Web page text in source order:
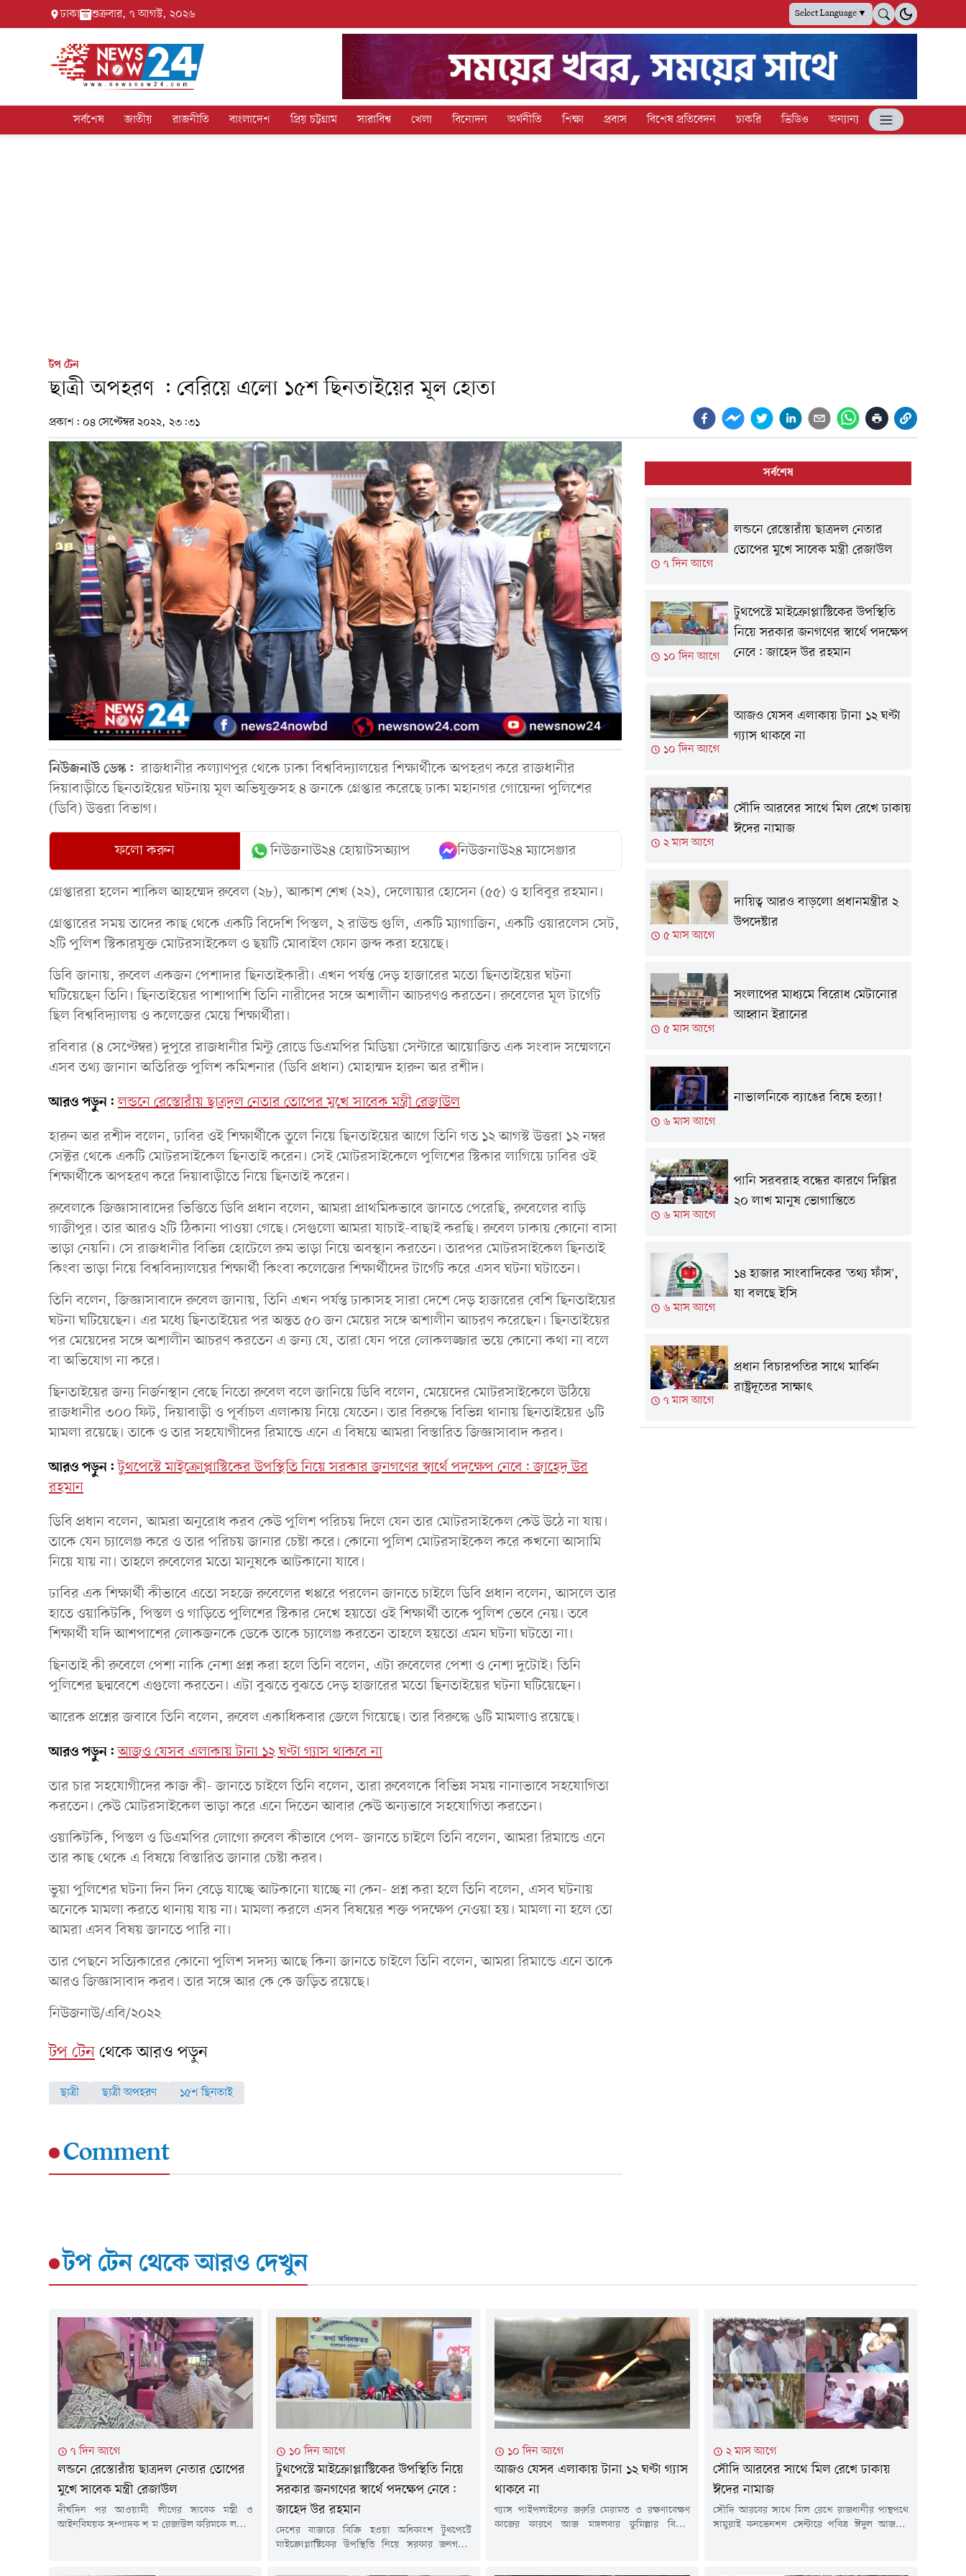
ঢাকা শুক্রবার, ৭ আগস্ট, ২০২৬ Select Language▼
সর্বশেষ জাতীয় রাজনীতি বাংলাদেশ প্রিয় চট্টগ্রাম সারাবিশ্ব খেলা বিনোদন অর্থনীতি শিক্ষা প্রবাস বিশেষ প্রতিবেদন চাকরি ভিডিও অন্যান্য
টপ টেন
ছাত্রী অপহরণ : বেরিয়ে এলো ১৫শ ছিনতাইয়ের মূল হোতা
প্রকাশ: ০৪ সেপ্টেম্বর ২০২২, ২৩:৩১
নিউজনাউ ডেস্ক:রাজধানীর কল্যাণপুর থেকে ঢাকা বিশ্ববিদ্যালয়ের শিক্ষার্থীকে অপহরণ করে রাজধানীর
দিয়াবাড়ীতে ছিনতাইয়ের ঘটনায় মূল অভিযুক্তসহ ৪ জনকে গ্রেপ্তার করেছে ঢাকা মহানগর গোয়েন্দা পুলিশের
(ডিবি) উত্তরা বিভাগ।
ফলো করুন নিউজনাউ২৪ হোয়াটসঅ্যাপ নিউজনাউ২৪ ম্যাসেঞ্জার
গ্রেপ্তাররা হলেন শাকিল আহম্মেদ রুবেল (২৮), আকাশ শেখ (২২), দেলোয়ার হোসেন (৫৫) ও হাবিবুর রহমান।
গ্রেপ্তারের সময় তাদের কাছ থেকে একটি বিদেশি পিস্তল, ২ রাউন্ড গুলি, একটি ম্যাগাজিন, একটি ওয়ারলেস সেট,
২টি পুলিশ স্টিকারযুক্ত মোটরসাইকেল ও ছয়টি মোবাইল ফোন জব্দ করা হয়েছে।
ডিবি জানায়, রুবেল একজন পেশাদার ছিনতাইকারী। এখন পর্যন্ত দেড় হাজারের মতো ছিনতাইয়ের ঘটনা
ঘটিয়েছেন তিনি। ছিনতাইয়ের পাশাপাশি তিনি নারীদের সঙ্গে অশালীন আচরণও করতেন। রুবেলের মূল টার্গেট
ছিল বিশ্ববিদ্যালয় ও কলেজের মেয়ে শিক্ষার্থীরা।
রবিবার (৪ সেপ্টেম্বর) দুপুরে রাজধানীর মিন্টু রোডে ডিএমপির মিডিয়া সেন্টারে আয়োজিত এক সংবাদ সম্মেলনে
এসব তথ্য জানান অতিরিক্ত পুলিশ কমিশনার (ডিবি প্রধান) মোহাম্মদ হারুন অর রশীদ।
আরও পড়ুন: লন্ডনে রেস্তোরাঁয় ছাত্রদল নেতার তোপের মুখে সাবেক মন্ত্রী রেজাউল
হারুন অর রশীদ বলেন, ঢাবির ওই শিক্ষার্থীকে তুলে নিয়ে ছিনতাইয়ের আগে তিনি গত ১২ আগস্ট উত্তরা ১২ নম্বর
সেক্টর থেকে একটি মোটরসাইকেল ছিনতাই করেন। সেই মোটরসাইকেলে পুলিশের স্টিকার লাগিয়ে ঢাবির ওই
শিক্ষার্থীকে অপহরণ করে দিয়াবাড়ীতে নিয়ে ছিনতাই করেন।
রুবেলকে জিজ্ঞাসাবাদের ভিত্তিতে ডিবি প্রধান বলেন, আমরা প্রাথমিকভাবে জানতে পেরেছি, রুবেলের বাড়ি
গাজীপুর। তার আরও ২টি ঠিকানা পাওয়া গেছে। সেগুলো আমরা যাচাই-বাছাই করছি। রুবেল ঢাকায় কোনো বাসা
ভাড়া নেয়নি। সে রাজধানীর বিভিন্ন হোটেলে রুম ভাড়া নিয়ে অবস্থান করতেন। তারপর মোটরসাইকেল ছিনতাই
কিংবা ভাড়া নিয়ে বিশ্ববিদ্যালয়ের শিক্ষার্থী কিংবা কলেজের শিক্ষার্থীদের টার্গেট করে এসব ঘটনা ঘটাতেন।
তিনি বলেন, জিজ্ঞাসাবাদে রুবেল জানায়, তিনি এখন পর্যন্ত ঢাকাসহ সারা দেশে দেড় হাজারের বেশি ছিনতাইয়ের
ঘটনা ঘটিয়েছেন। এর মধ্যে ছিনতাইয়ের পর অন্তত ৫০ জন মেয়ের সঙ্গে অশালীন আচরণ করেছেন। ছিনতাইয়ের
পর মেয়েদের সঙ্গে অশালীন আচরণ করতেন এ জন্য যে, তারা যেন পরে লোকলজ্জার ভয়ে কোনো কথা না বলে
বা অভিযোগ না করে।
ছিনতাইয়ের জন্য নির্জনস্থান বেছে নিতো রুবেল বলে জানিয়ে ডিবি বলেন, মেয়েদের মোটরসাইকেলে উঠিয়ে
রাজধানীর ৩০০ ফিট, দিয়াবাড়ী ও পূর্বাচল এলাকায় নিয়ে যেতেন। তার বিরুদ্ধে বিভিন্ন থানায় ছিনতাইয়ের ৬টি
মামলা রয়েছে। তাকে ও তার সহযোগীদের রিমান্ডে এনে এ বিষয়ে আমরা বিস্তারিত জিজ্ঞাসাবাদ করব।
আরও পড়ুন: টুথপেস্টে মাইক্রোপ্লাস্টিকের উপস্থিতি নিয়ে সরকার জনগণের স্বার্থে পদক্ষেপ নেবে: জাহেদ উর
রহমান
ডিবি প্রধান বলেন, আমরা অনুরোধ করব কেউ পুলিশ পরিচয় দিলে যেন তার মোটরসাইকেল কেউ উঠে না যায়।
তাকে যেন চ্যালেঞ্জ করে ও তার পরিচয় জানার চেষ্টা করে। কোনো পুলিশ মোটরসাইকেল করে কখনো আসামি
নিয়ে যায় না। তাহলে রুবেলের মতো মানুষকে আটকানো যাবে।
ঢাবির এক শিক্ষার্থী কীভাবে এতো সহজে রুবেলের খপ্পরে পরলেন জানতে চাইলে ডিবি প্রধান বলেন, আসলে তার
হাতে ওয়াকিটকি, পিস্তল ও গাড়িতে পুলিশের স্টিকার দেখে হয়তো ওই শিক্ষার্থী তাকে পুলিশ ভেবে নেয়। তবে
শিক্ষার্থী যদি আশপাশের লোকজনকে ডেকে তাকে চ্যালেঞ্জ করতেন তাহলে হয়তো এমন ঘটনা ঘটতো না।
ছিনতাই কী রুবেলে পেশা নাকি নেশা প্রশ্ন করা হলে তিনি বলেন, এটা রুবেলের পেশা ও নেশা দুটোই। তিনি
পুলিশের ছদ্মবেশে এগুলো করতেন। এটা বুঝতে বুঝতে দেড় হাজারের মতো ছিনতাইয়ের ঘটনা ঘটিয়েছেন।
আরেক প্রশ্নের জবাবে তিনি বলেন, রুবেল একাধিকবার জেলে গিয়েছে। তার বিরুদ্ধে ৬টি মামলাও রয়েছে।
আরও পড়ুন: আজও যেসব এলাকায় টানা ১২ ঘণ্টা গ্যাস থাকবে না
তার চার সহযোগীদের কাজ কী- জানতে চাইলে তিনি বলেন, তারা রুবেলকে বিভিন্ন সময় নানাভাবে সহযোগিতা
করতেন। কেউ মোটরসাইকেল ভাড়া করে এনে দিতেন আবার কেউ অন্যভাবে সহযোগিতা করতেন।
ওয়াকিটকি, পিস্তল ও ডিএমপির লোগো রুবেল কীভাবে পেল- জানতে চাইলে তিনি বলেন, আমরা রিমান্ডে এনে
তার কাছ থেকে এ বিষয়ে বিস্তারিত জানার চেষ্টা করব।
ভুয়া পুলিশের ঘটনা দিন দিন বেড়ে যাচ্ছে আটকানো যাচ্ছে না কেন- প্রশ্ন করা হলে তিনি বলেন, এসব ঘটনায়
অনেকে মামলা করতে থানায় যায় না। মামলা করলে এসব বিষয়ের শক্ত পদক্ষেপ নেওয়া হয়। মামলা না হলে তো
আমরা এসব বিষয় জানতে পারি না।
তার পেছনে সত্যিকারের কোনো পুলিশ সদস্য আছে কিনা জানতে চাইলে তিনি বলেন, আমরা রিমান্ডে এনে তাকে
আরও জিজ্ঞাসাবাদ করব। তার সঙ্গে আর কে কে জড়িত রয়েছে।
নিউজনাউ/এবি/২০২২
টপ টেনথেকে আরও পড়ুন
ছাত্রী ছাত্রী অপহরণ ১৫শ ছিনতাই
Comment
সর্বশেষ
৭ দিন আগে
লন্ডনে রেস্তোরাঁয় ছাত্রদল নেতার
তোপের মুখে সাবেক মন্ত্রী রেজাউল
১০ দিন আগে
টুথপেস্টে মাইক্রোপ্লাস্টিকের উপস্থিতি
নিয়ে সরকার জনগণের স্বার্থে পদক্ষেপ
নেবে: জাহেদ উর রহমান
১০ দিন আগে
আজও যেসব এলাকায় টানা ১২ ঘণ্টা
গ্যাস থাকবে না
২ মাস আগে
সৌদি আরবের সাথে মিল রেখে ঢাকায়
ঈদের নামাজ
৫ মাস আগে
দায়িত্ব আরও বাড়লো প্রধানমন্ত্রীর ২
উপদেষ্টার
৫ মাস আগে
সংলাপের মাধ্যমে বিরোধ মেটানোর
আহ্বান ইরানের
৬ মাস আগে
নাভালনিকে ব্যাঙের বিষে হত্যা!
৬ মাস আগে
পানি সরবরাহ বন্ধের কারণে দিল্লির
২০ লাখ মানুষ ভোগান্তিতে
৬ মাস আগে
১৪ হাজার সাংবাদিকের 'তথ্য ফাঁস',
যা বলছে ইসি
৭ মাস আগে
প্রধান বিচারপতির সাথে মার্কিন
রাষ্ট্রদূতের সাক্ষাৎ
টপ টেনথেকে আরও দেখুন
৭ দিন আগে
লন্ডনে রেস্তোরাঁয় ছাত্রদল নেতার তোপের
মুখে সাবেক মন্ত্রী রেজাউল
দীর্ঘদিন পর আওয়ামী লীগের সাবেক মন্ত্রী ও
আইনবিষয়ক সম্পাদক শ ম রেজাউল করিমকে লন্ডনে
১০ দিন আগে
টুথপেস্টে মাইক্রোপ্লাস্টিকের উপস্থিতি নিয়ে
সরকার জনগণের স্বার্থে পদক্ষেপ নেবে:
জাহেদ উর রহমান
দেশের বাজারে বিক্রি হওয়া অধিকাংশ টুথপেস্টে
মাইক্রোপ্লাস্টিকের উপস্থিতি নিয়ে সরকার জনগণের
১০ দিন আগে
আজও যেসব এলাকায় টানা ১২ ঘণ্টা গ্যাস
থাকবে না
গ্যাস পাইপলাইনের জরুরি মেরামত ও রক্ষণাবেক্ষণ
কাজের কারণে আজ মঙ্গলবার কুমিল্লার বিভিন্ন
২ মাস আগে
সৌদি আরবের সাথে মিল রেখে ঢাকায়
ঈদের নামাজ
সৌদি আরবের সাথে মিল রেখে রাজধানীর পান্থপথে
সামুরাই কনভেনশন সেন্টারে পবিত্র ঈদুল আজহার